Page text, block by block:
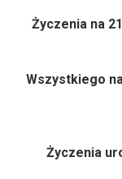
Życzenia na
Wszystkiego
Życzenia